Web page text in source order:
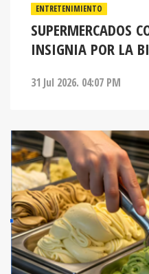
ENTRETENIMIENTO
SUPERMERCADOS
INSIGNIA POR LA
31 Jul 2026. 04:07 PM